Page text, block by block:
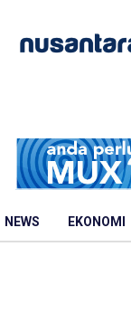
NEWS EKONOMI